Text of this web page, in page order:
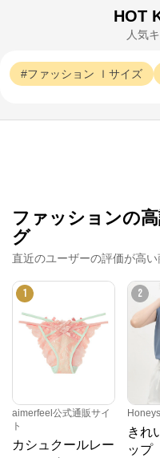
HOT
人気
ファッション ｌサイズ
ファッションの
グ
直近のユーザーの評価が高い
1
aimerfeel公式通販サイ
ト
カシュクールレー
2
Honeys
きれ
ップ